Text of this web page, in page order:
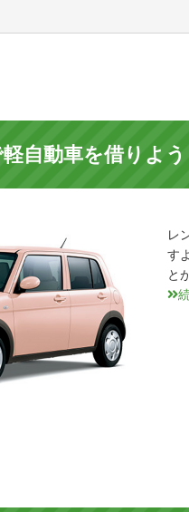
自動車を借りよう
レ
す
と